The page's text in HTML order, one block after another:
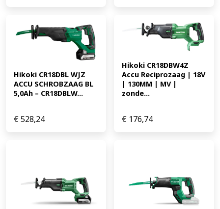
Hikoki CR18DBL WJZ
ACCU SCHROBZAAG BL
5,0Ah – CR18DBLW...
€528,24
Hikoki CR18DBW4Z
Accu Reciprozaag | 18V
| 130MM | MV |
zonde...
€ 176,74